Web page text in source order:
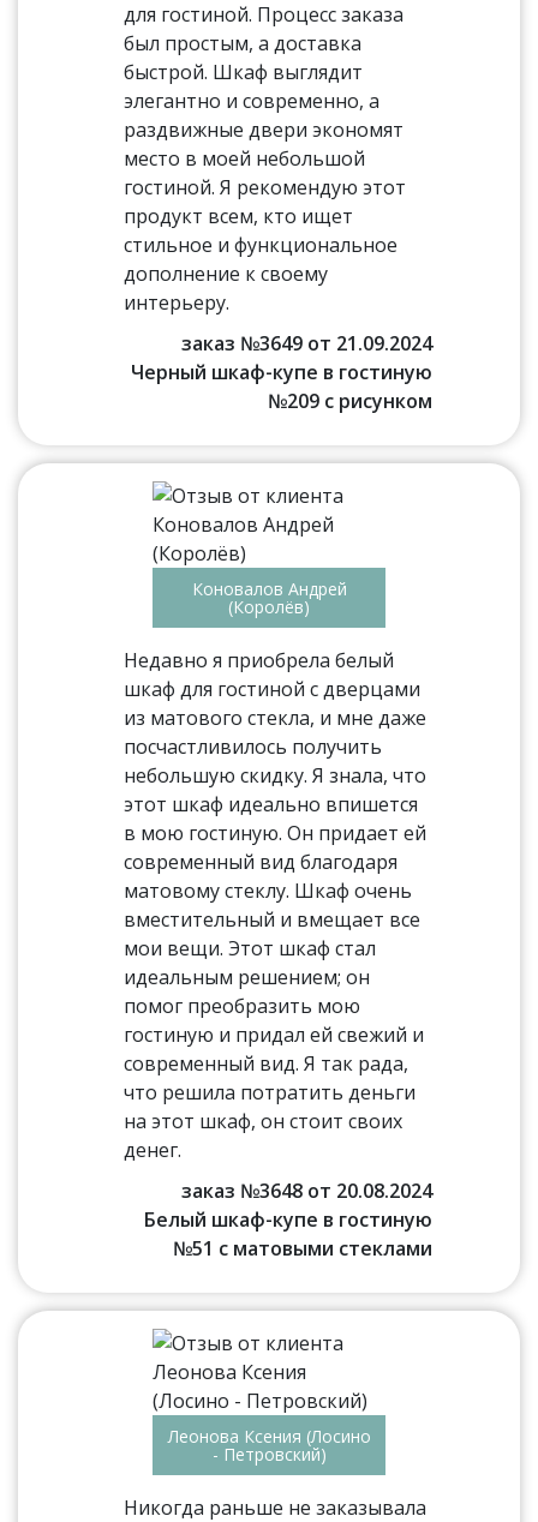
для гостиной. Процесс заказа
был простым, а доставка
быстрой. Шкаф выглядит
элегантно и современно, а
раздвижные двери экономят
место в моей небольшой
гостиной. Я рекомендую этот
продукт всем, кто ищет
стильное и функциональное
дополнение к своему
интерьеру.
заказ №3649 от 21.09.2024
Черный шкаф-купе в гостиную
№209 с рисунком
Коновалов Андрей
(Королёв)
Недавно я приобрела белый
шкаф для гостиной с дверцами
из матового стекла, и мне даже
посчастливилось получить
небольшую скидку. Я знала, что
этот шкаф идеально впишется
в мою гостиную. Он придает ей
современный вид благодаря
матовому стеклу. Шкаф очень
вместительный и вмещает все
мои вещи. Этот шкаф стал
идеальным решением; он
помог преобразить мою
гостиную и придал ей свежий и
современный вид. Я так рада,
что решила потратить деньги
на этот шкаф, он стоит своих
денег.
заказ №3648 от 20.08.2024
Белый шкаф-купе в гостиную
№51 с матовыми стеклами
Леонова Ксения (Лосино
- Петровский)
Никогда раньше не заказывала